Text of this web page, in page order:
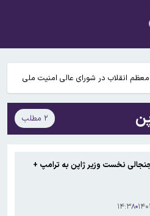
در شورای عالی امنیت ملی شد/
کنار گذاشته شد؟
انقلاب در شورای عالی امنیت ملی
قرار مرگ کشاند
ماهواره‌های جدید استارلینک به مدار رسیدند / پرتاب ۲۴ ماهواره با یک
در شورای عالی امنیت ملی شد/
کنار گذاشته شد؟
۲ مطلب
نخست وزیر ژاپن به ترامپ +
۲۱ ۱۴:۳۸